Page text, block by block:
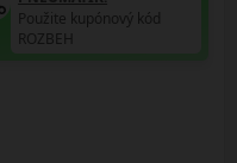
Použite kupónový kód
ROZBEH